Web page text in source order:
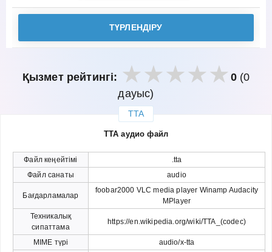
ТҮРЛЕНДІРУ
Қызмет рейтингі: 0(0
дауыс)
TTA
TTA аудио файл
Файл кеңейтімі
.tta
Файл санаты
audio
Бағдарламалар
foobar2000 VLC media player Winamp Audacity
MPlayer
Техникалық
сипаттама
https://en.wikipedia.org/wiki/TTA_(codec)
MIME түрі
audio/x-tta